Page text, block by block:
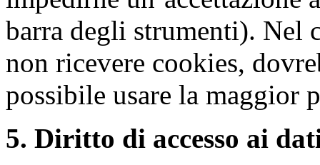
barra degli strumenti). Nel
non ricevere cookies,
possibile usare la maggior
5. Diritto di accesso ai